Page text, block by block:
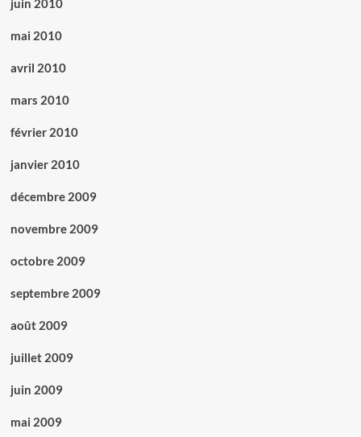
juin 2010
mai 2010
avril 2010
mars 2010
février 2010
janvier 2010
décembre 2009
novembre 2009
octobre 2009
septembre 2009
août 2009
juillet 2009
juin 2009
mai 2009